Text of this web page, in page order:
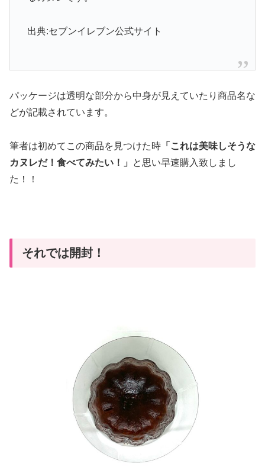
出典:セブンイレブン公式サイト
パッケージは透明な部分から中身が見えていたり商品名な
どが記載されています。
筆者は初めてこの商品を見つけた時 「これは美味しそうな
カヌレだ！食べてみたい！」
と思い早速購入致しまし
た！！
それでは開封！